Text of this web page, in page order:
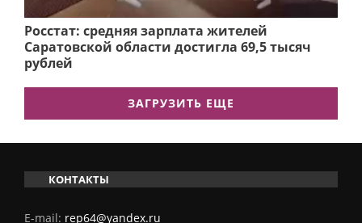
Росстат: средняя зарплата жителей
Саратовской области достигла 69,5 тысяч
рублей
ЗАГРУЗИТЬ ЕЩЕ
КОНТАКТЫ
E-mail: rep64@yandex.ru